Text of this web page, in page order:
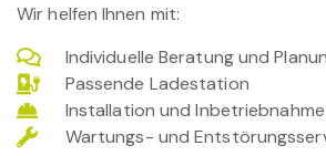
Wir helfen Ihnen mit:
Individuelle Beratung und
Passende Ladestation
Installation und Inbetriebnahme
Wartungs- und